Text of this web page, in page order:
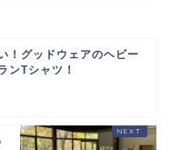
！グッドウェアのヘビー
ンTシャツ！